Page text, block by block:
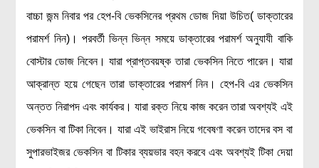
বাচ্চা জন্ম নিবার পর হেপ-বি ভেকসিনের প্রথম ডোজ দিয়া উচিত( ডাক্তারের
পরামর্শ নিন)। পরবর্তী ভিন্ন ভিন্ন সময়ে ডাক্তারের পরামর্শ অনুযাযী বাকি
বোস্টার ডোজ নিবেন। যারা প্রাপ্তবয়ষ্ক তারা ভেকসিন নিতে পারেন। যারা
আক্রান্ত হয়ে গেছেন তারা ডাক্তারের পরামর্শ নিন। হেপ-বি এর ভেকসিন
অন্তত নিরাপদ এবং কার্যকর। যারা রক্ত নিয়ে কাজ করেন তারা অবশ্যই এই
ভেকসিন বা টিকা নিবেন। যারা এই ভাইরাস নিয়ে গবেষণা করেন তাদের বস বা
সুপারভাইজর ভেকসিন বা টিকার ব্যয়ভার বহন করবে এবং অবশ্যই টিকা দেয়া